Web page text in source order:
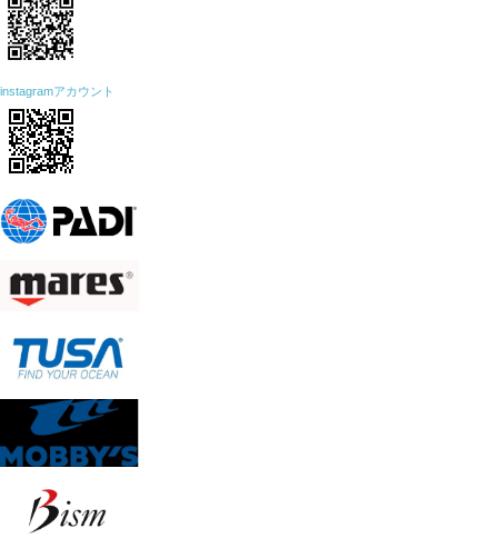
instagramアカウント